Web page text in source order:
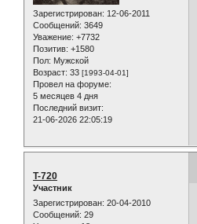
Зарегистрирован: 12-06-2011
Сообщений: 3649
Уважение: +7732
Позитив: +1580
Пол: Мужской
Возраст: 33 [1993-04-01]
Провел на форуме:
5 месяцев 4 дня
Последний визит:
21-06-2026 22:05:19
T-720
Участник
Зарегистрирован: 20-04-2010
Сообщений: 29